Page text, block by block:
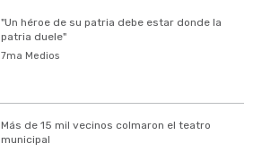
"Un héroe de su patria debe estar donde la
patria duele"
7ma Medios
Más de 15 mil vecinos colmaron el teatro
municipal